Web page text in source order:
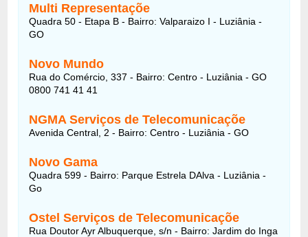
Multi Representaçõe
Quadra 50 - Etapa B - Bairro: Valparaizo I - Luziânia -
GO
Novo Mundo
Rua do Comércio, 337 - Bairro: Centro - Luziânia - GO
0800 741 41 41
NGMA Serviços de Telecomunicaçõe
Avenida Central, 2 - Bairro: Centro - Luziânia - GO
Novo Gama
Quadra 599 - Bairro: Parque Estrela DAlva - Luziânia -
Go
Ostel Serviços de Telecomunicaçõe
Rua Doutor Ayr Albuquerque, s/n - Bairro: Jardim do Inga